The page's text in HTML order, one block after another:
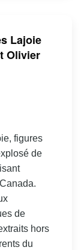
Lajoie
Olivier
figures
de
de
hors
du